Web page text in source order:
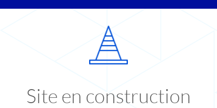
Site en construction